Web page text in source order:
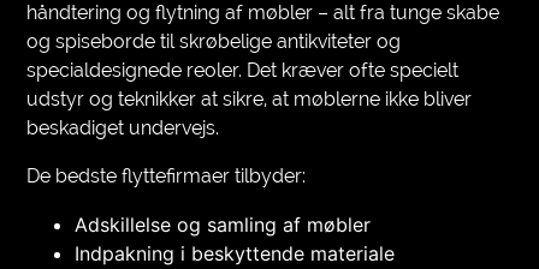
håndtering og flytning af møbler – alt fra tunge skabe
og spiseborde til skrøbelige antikviteter og
specialdesignede reoler. Det kræver ofte specielt
udstyr og teknikker at sikre, at møblerne ikke bliver
beskadiget undervejs.
De bedste flyttefirmaer tilbyder:
Adskillelse og samling af møbler
Indpakning i beskyttende materiale